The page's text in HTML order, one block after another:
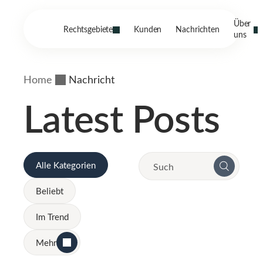
Rechtsgebiete Kunden Nachrichten
Über
uns
Home Nachricht
Latest Posts
Alle Kategorien
Beliebt
Im Trend
Mehr